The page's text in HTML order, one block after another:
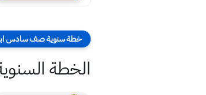
خطة سنوية صف سادس
الخطة السنوية